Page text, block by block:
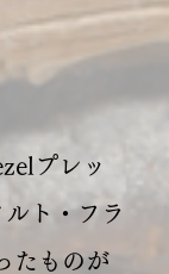
プレッ
ト・フラ
たものが